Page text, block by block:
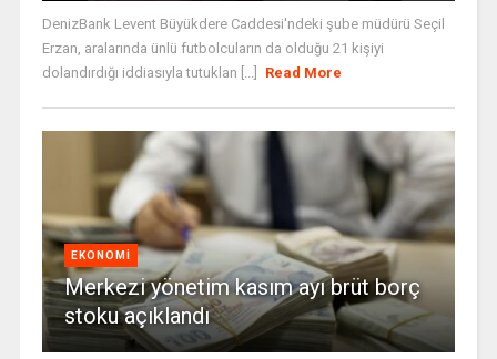
DenizBank Levent Büyükdere Caddesi'ndeki şube müdürü Seçil
Erzan, aralarında ünlü futbolcuların da olduğu 21 kişiyi
dolandırdığı iddiasıyla tutuklan [...]
Read More
EKONOMI
Merkezi yönetim kasım ayı brüt borç
stoku açıklandı